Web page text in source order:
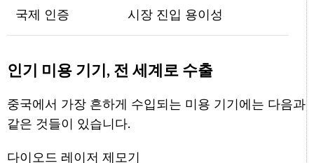
국제 인증 시장 진입 용이성
인기 미용 기기, 전 세계로 수출
중국에서 가장 흔하게 수입되는 미용 기기에는 다음과
같은 것들이 있습니다.
다이오드 레이저 제모기